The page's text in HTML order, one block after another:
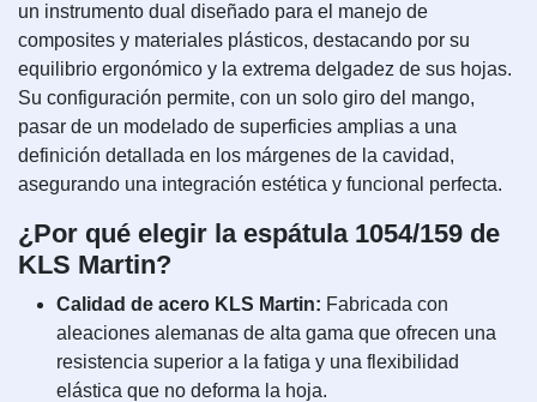
un instrumento dual diseñado para el manejo de
composites y materiales plásticos, destacando por su
equilibrio ergonómico y la extrema delgadez de sus hojas.
Su configuración permite, con un solo giro del mango,
pasar de un modelado de superficies amplias a una
definición detallada en los márgenes de la cavidad,
asegurando una integración estética y funcional perfecta.
¿Por qué elegir la espátula 1054/159 de
KLS Martin?
Calidad de acero KLS Martin: Fabricada con
aleaciones alemanas de alta gama que ofrecen una
resistencia superior a la fatiga y una flexibilidad
elástica que no deforma la hoja.